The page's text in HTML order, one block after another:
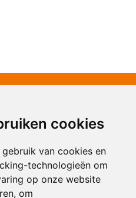
cookies
gebruik van cookies en
technologieën om
op onze website
om
op! We helpen u graag